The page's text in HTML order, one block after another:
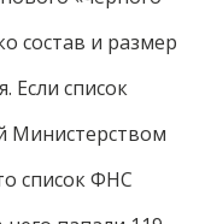
состав и размер
Если список
Министерством
список ФНС